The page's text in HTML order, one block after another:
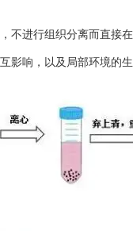
进行组织分离而直接
影响，以及局部环境的